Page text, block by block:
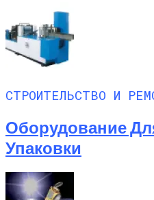
СТРОИТЕЛЬСТВО И
Оборудование
Упаковки